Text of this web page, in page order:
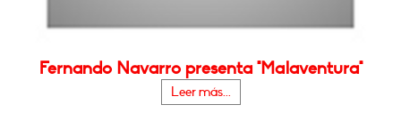
Fernando Navarro presenta "Malaventura"
Leer más...